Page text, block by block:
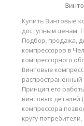
Купить Винтовые
доступным ценам.
Подбор, продажа,
компрессоров в
компрессорного
Винтовые
распространённый
Принцип его
винтовых деталей
компрессора
кругу потребители.